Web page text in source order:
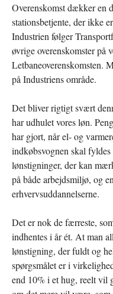
Overenskomst dækker en
stationsbetjente, der ikke
Industrien følger
øvrige overenskomster på
Letbaneoverenskomsten.
på Industriens område.
Det bliver rigtigt svært
har udhulet vores løn.
har gjort, når el- og
indkøbsvognen skal
lønstigninger, der kan
på både arbejdsmiljø, og
erhvervsuddannelserne.
Det er nok de færreste,
indhentes i år ét. At man
lønstigning, der fuldt og
spørgsmålet er i
end 10% i et hug, reelt vil